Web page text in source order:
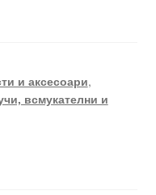
и аксесоари,
всмукателни и